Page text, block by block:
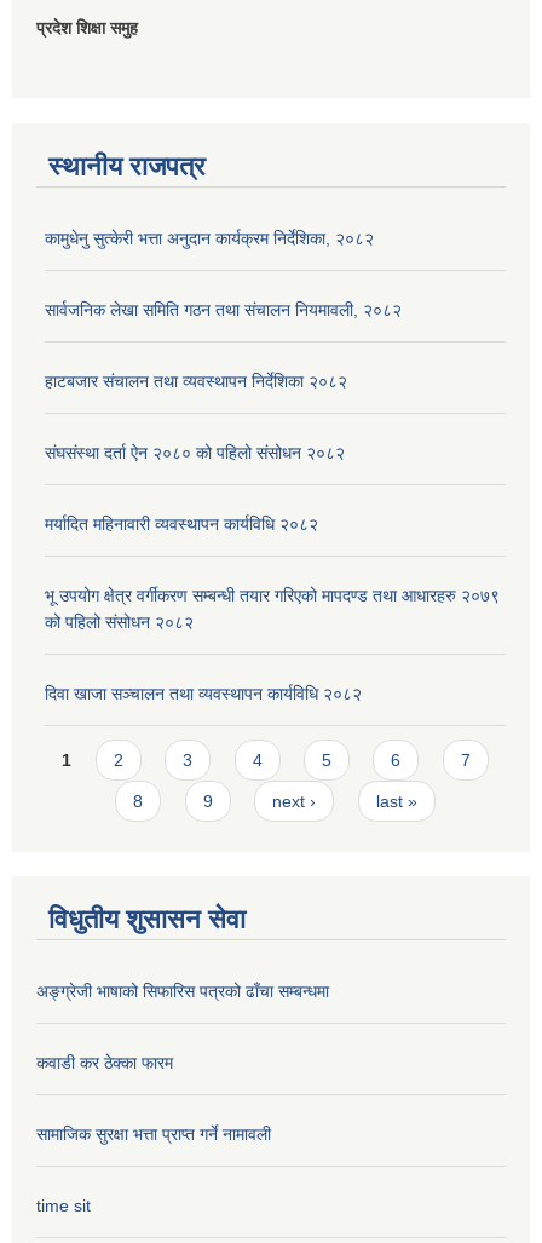
प्रदेश शिक्षा समुह
स्थानीय राजपत्र
कामुधेनु सुत्केरी भत्ता अनुदान कार्यक्रम निर्देशिका, २०८२
सार्वजनिक लेखा समिति गठन तथा संचालन नियमावली, २०८२
हाटबजार संचालन तथा व्यवस्थापन निर्देशिका २०८२
संघसंस्था दर्ता ऐन २०८० को पहिलो संसोधन २०८२
मर्यादित महिनावारी व्यवस्थापन कार्यविधि २०८२
भू उपयोग क्षेत्र वर्गीकरण सम्बन्धी तयार गरिएको मापदण्ड तथा आधारहरु २०७९
को पहिलो संसोधन २०८२
दिवा खाजा सञ्चालन तथा व्यवस्थापन कार्यविधि २०८२
Pages
1 2 3 4 5 6 7
8 9 next › last »
विधुतीय शुसासन सेवा
अङ्ग्रेजी भाषाको सिफारिस पत्रको ढाँचा सम्बन्धमा
कवाडी कर ठेक्का फारम
सामाजिक सुरक्षा भत्ता प्राप्त गर्ने नामावली
time sit